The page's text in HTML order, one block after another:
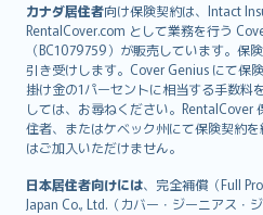
カナダ居住者向け保険契約は、Intact
RentalCover.com として業務を行う
（BC1079759）が販売しています。保
引き受けします。Cover Genius にて保
掛け金の1パーセントに相当する手数料
しては、お尋ねください。RentalCover
住者、またはケベック州にて保険契約
はご加入いただけません。
日本居住者向けには、完全補償（Full
Japan Co., Ltd.（カバー・ジーニアス・